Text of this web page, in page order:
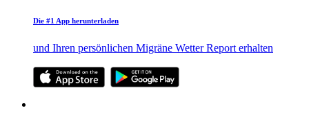
Die #1 App herunterladen
und Ihren persönlichen Migräne Wetter Report erhalten